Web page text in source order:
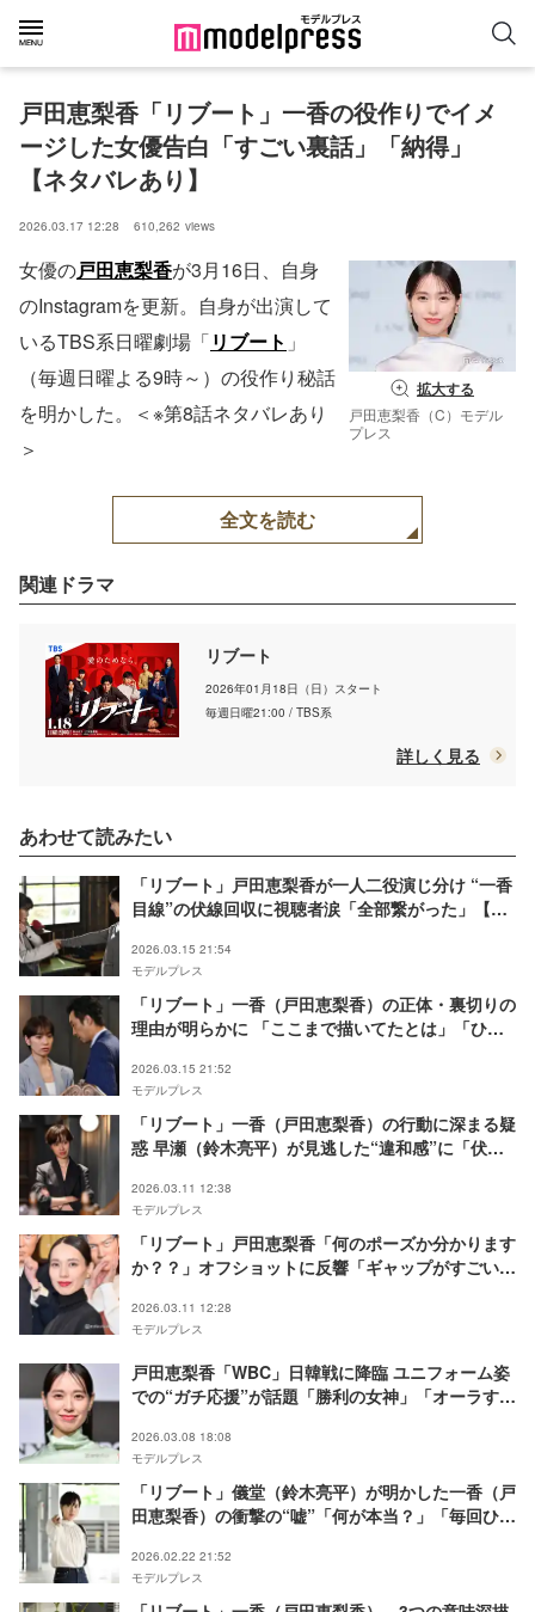
戸田恵梨香「リブート」一香の役作りでイメ
ージした女優告白「すごい裏話」「納得」
【ネタバレあり】
2026.03.17 12:28 610,262 views
拡大する
戸田恵梨香（C）モデル
プレス
女優の戸田恵梨香が3月16日、自身
のInstagramを更新。自身が出演して
いるTBS系日曜劇場「リブート 」
（毎週日曜よる9時～）の役作り秘話
を明かした。＜※第8話ネタバレあり
＞
全文を読む
関連ドラマ
リブート
2026年01月18日（日）スタート
毎週日曜21:00 / TBS系
詳しく見る
あわせて読みたい
「リブート」戸田恵梨香が一人二役演じ分け “一香
目線”の伏線回収に視聴者涙「全部繋がった」【第
2026.03.15 21:54
モデルプレス
「リブート」一香（戸田恵梨香）の正体・裏切りの
理由が明らかに 「ここまで描いてたとは」「ひど
2026.03.15 21:52
モデルプレス
「リブート」一香（戸田恵梨香）の行動に深まる疑
惑 早瀬（鈴木亮平）が見逃した“違和感”に「伏線
2026.03.11 12:38
モデルプレス
「リブート」戸田恵梨香「何のポーズか分かります
か？？」オフショットに反響「ギャップがすごい」
2026.03.11 12:28
モデルプレス
戸田恵梨香「WBC」日韓戦に降臨 ユニフォーム姿
での“ガチ応援”が話題「勝利の女神」「オーラすご
2026.03.08 18:08
モデルプレス
「リブート」儀堂（鈴木亮平）が明かした一香（戸
田恵梨香）の衝撃の“嘘”「何が本当？」「毎回ひっ
2026.02.22 21:52
モデルプレス